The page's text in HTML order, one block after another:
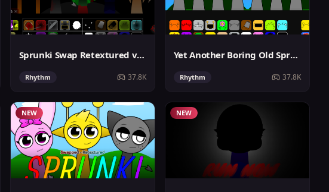
Sprunki Swap Retextured v1.6
Rhythm 37.8K
Yet Another Boring Old Sprunki
Rhythm 37.8K
NEW NEW